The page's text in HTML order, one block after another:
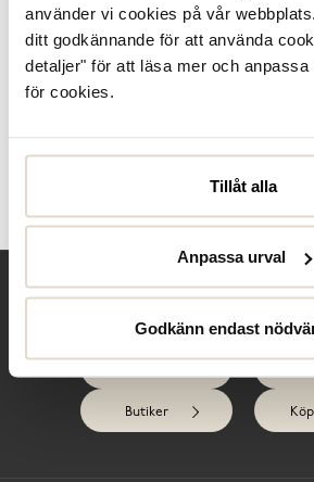
använder vi cookies på vår
ditt godkännande för att använda
detaljer" för att läsa mer och anpassa
för cookies.
Tillåt alla
Anpassa urval
Godkänn endast
sidorna för lättare insteg och bekväm
runt bakkappan. Lätt sula med Ecco
innersulor i textil.
Recensioner
Behöver du
Butiker